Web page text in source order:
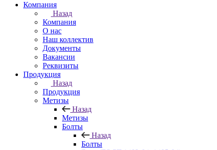
Компания
Назад
Компания
О нас
Наш коллектив
Документы
Вакансии
Реквизиты
Продукция
Назад
Продукция
Метизы
Назад
Метизы
Болты
Назад
Болты